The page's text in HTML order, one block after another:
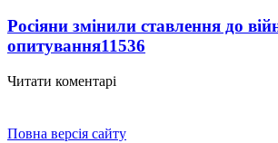
Росіяни змінили ставлення до
опитування11536
Читати коментарі
Повна версія сайту